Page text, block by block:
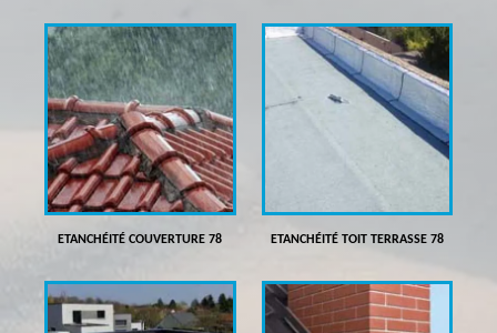
ETANCHÉITÉ COUVERTURE 78 ETANCHÉITÉ TOIT TERRASSE 78